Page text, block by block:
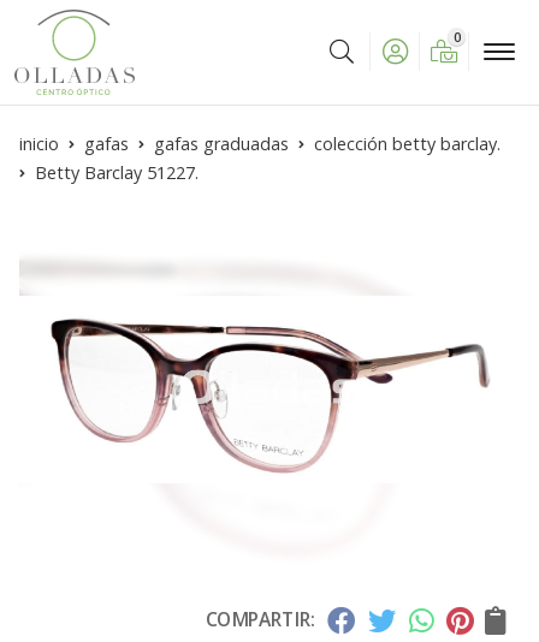
Buscar
0
inicio gafas gafas graduadas
colección betty barclay.
Betty Barclay 51227.
COMPARTIR: